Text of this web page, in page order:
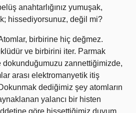
anahtarlığınız yumuşak,
hissediyorsunuz, değil mi?
birbirine hiç değmez.
ve birbirini iter. Parmak
dokunduğumuzu zannettiğimizde,
arası elektromanyetik itiş
dediğimiz şey atomların
yalancı bir histen
göre hissettiğimiz duyum